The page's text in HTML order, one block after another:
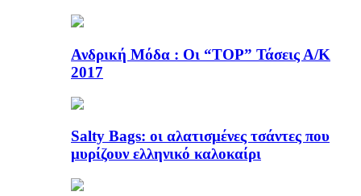
Ανδρική Μόδα : Οι “TOP” Τάσεις Α/Κ
2017
Salty Bags: οι αλατισμένες τσάντες που
μυρίζουν ελληνικό καλοκαίρι